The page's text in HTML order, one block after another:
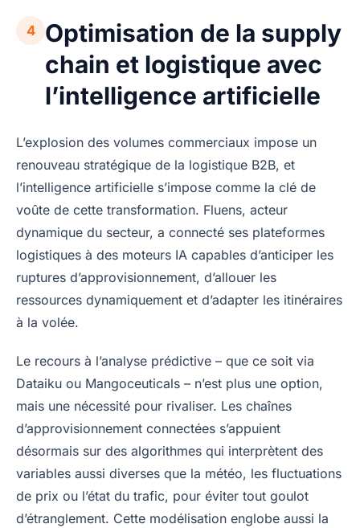
4
Optimisation de la supply
chain et logistique avec
l’intelligence artificielle
L’explosion des volumes commerciaux impose un
renouveau stratégique de la logistique B2B, et
l’intelligence artificielle s’impose comme la clé de
voûte de cette transformation. Fluens, acteur
dynamique du secteur, a connecté ses plateformes
logistiques à des moteurs IA capables d’anticiper les
ruptures d’approvisionnement, d’allouer les
ressources dynamiquement et d’adapter les itinéraires
à la volée.
Le recours à l’analyse prédictive – que ce soit via
Dataiku ou Mangoceuticals – n’est plus une option,
mais une nécessité pour rivaliser. Les chaînes
d’approvisionnement connectées s’appuient
désormais sur des algorithmes qui interprètent des
variables aussi diverses que la météo, les fluctuations
de prix ou l’état du trafic, pour éviter tout goulot
d’étranglement. Cette modélisation englobe aussi la